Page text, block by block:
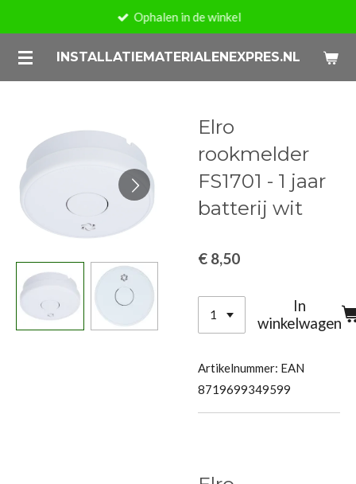
naar
de
INSTALLATIEMATERIALENEXPRES.NL
Ophalen in de winkel
Elro
rookmelder
FS1701 - 1 jaar
batterij wit
€ 8,50
In
winkelwagen
Artikelnummer: EAN
8719699349599